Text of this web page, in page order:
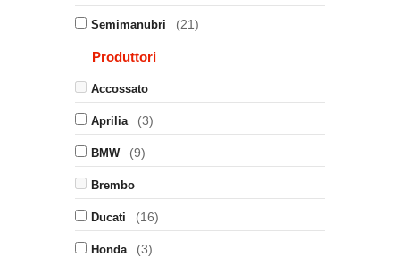
Semimanubri (21)
Produttori
Accossato
Aprilia (3)
BMW (9)
Brembo
Ducati (16)
Honda (3)